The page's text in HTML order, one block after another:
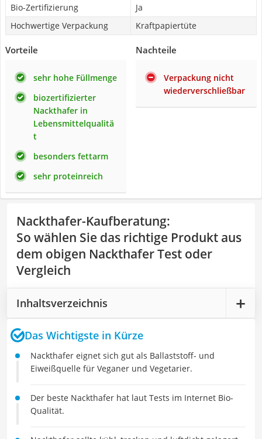
Bio-Zertifizierung
Ja
Hochwertige Verpackung
Kraftpapiertüte
Vorteile
sehr hohe Füllmenge
biozertifizierter
Nackthafer in
Lebensmittelqualitä
t
besonders fettarm
sehr proteinreich
Nachteile
Verpackung nicht
wiederverschließbar
Nackthafer-Kaufberatung:
So wählen Sie das richtige Produkt aus
dem obigen Nackthafer Test oder
Vergleich
Inhaltsverzeichnis
Das Wichtigste in Kürze
Nackthafer eignet sich gut als Ballaststoff- und
Eiweißquelle für Veganer und Vegetarier.
Der beste Nackthafer hat laut Tests im Internet Bio-
Qualität.